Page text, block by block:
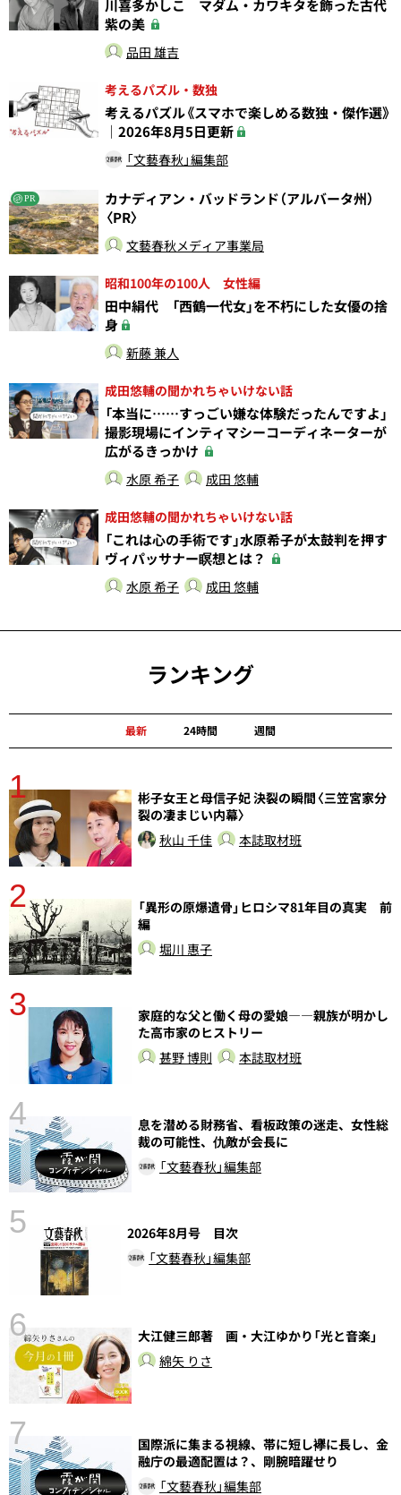
川喜多かしこ マダム・カワキタを飾った古代
紫の美
品田 雄吉
考えるパズル・数独
考えるパズル《スマホで楽しめる数独・傑作選》
｜2026年8月5日更新
「文藝春秋」編集部
PR
カナディアン・バッドランド（アルバータ州）
〈PR〉
文藝春秋メディア事業局
昭和100年の100人 女性編
田中絹代 「西鶴一代女」を不朽にした女優の捨
身
新藤 兼人
成田悠輔の聞かれちゃいけない話
「本当に……すっごい嫌な体験だったんですよ」
撮影現場にインティマシーコーディネーターが
広がるきっかけ
水原 希子 成田 悠輔
成田悠輔の聞かれちゃいけない話
「これは心の手術です」水原希子が太鼓判を押す
ヴィパッサナー瞑想とは？
水原 希子 成田 悠輔
ランキング
最新 24時間 週間
1
彬子女王と母信子妃 決裂の瞬間〈三笠宮家分
裂の凄まじい内幕〉
秋山 千佳
本誌取材班
2
「異形の原爆遺骨」ヒロシマ81年目の真実 前
編
堀川 惠子
3
家庭的な父と働く母の愛娘――親族が明かし
た高市家のヒストリー
甚野 博則
本誌取材班
4
息を潜める財務省、看板政策の迷走、女性総
裁の可能性、仇敵が会長に
「文藝春秋」編集部
5
2026年8月号 目次
「文藝春秋」編集部
6
大江健三郎著 画・大江ゆかり「光と音楽」
綿矢 りさ
7
国際派に集まる視線、帯に短し襷に長し、金
融庁の最適配置は？、剛腕暗躍せり
「文藝春秋」編集部